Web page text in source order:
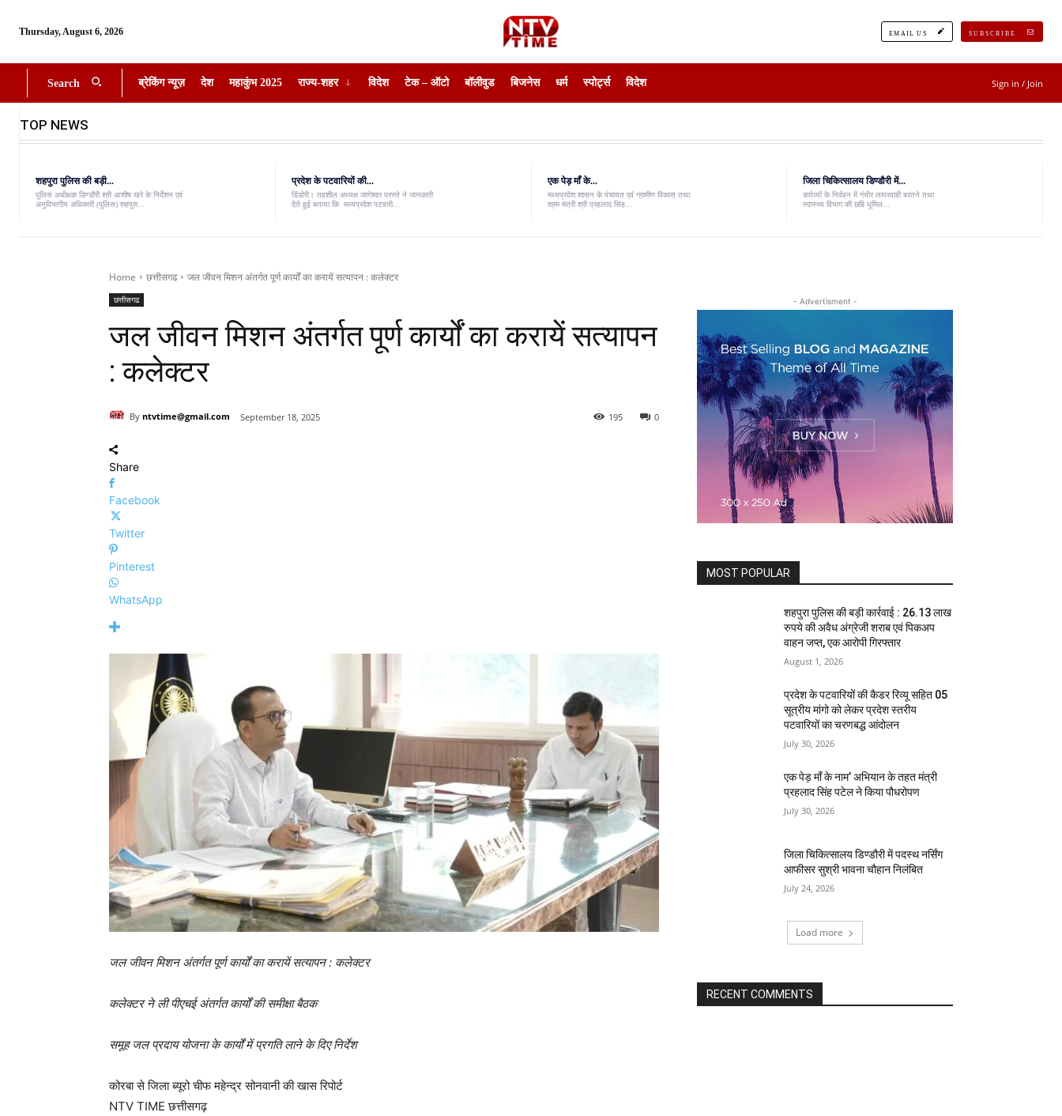
Thursday, August 6, 2026 EMAIL US SUBSCRIBE
Search ब्रेकिंग न्यूज़ देश महाकुंभ 2025 राज्य-शहर विदेश टेक – ऑटो बॉलीवुड बिजनेस धर्म स्पोर्ट्स विदेश Sign in / Join
TOP NEWS
शहपुरा पुलिस की बड़ी...
पुलिस अधीक्षक डिण्डौरी श्री आशीष खरे के निर्देशन एवं
अनुविभागीय अधिकारी (पुलिस) शहपुरा...
प्रदेश के पटवारियों की...
डिंडोरी। तहशील अध्यक्ष जागेश्वर परस्ते ने जानकारी
देते हुई बताया कि मध्यप्रदेश पटवारी...
एक पेड़ माँ के...
मध्यप्रदेश शासन के पंचायत एवं ग्रामीण विकास तथा
श्रम मंत्री श्री प्रहलाद सिंह...
जिला चिकित्सालय डिण्डौरी में...
कर्तव्यों के निर्वहन में गंभीर लापरवाही बरतने तथा
स्वास्थ्य विभाग की छबि धूमिल...
Home छत्तीसगढ जल जीवन मिशन अंतर्गत पूर्ण कार्यों का करायें सत्यापन : कलेक्टर
छत्तीसगढ
जल जीवन मिशन अंतर्गत पूर्ण कार्यों का करायें सत्यापन
: कलेक्टर
By ntvtime@gmail.com September 18, 2025 0
195
Share
Facebook
Twitter
Pinterest
WhatsApp
जल जीवन मिशन अंतर्गत पूर्ण कार्यों का करायें सत्यापन : कलेक्टर
कलेक्टर ने ली पीएचई अंतर्गत कार्यों की समीक्षा बैठक
समूह जल प्रदाय योजना के कार्यों में प्रगति लाने के दिए निर्देश
कोरबा से जिला ब्यूरो चीफ महेन्द्र सोनवानी की खास रिपोर्ट
NTV TIME छत्तीसगढ़
- Advertisment -
MOST POPULAR
शहपुरा पुलिस की बड़ी कार्रवाई : 26.13 लाख
रुपये की अवैध अंग्रेजी शराब एवं पिकअप
वाहन जप्त, एक आरोपी गिरफ्तार
August 1, 2026
प्रदेश के पटवारियों की कैडर रिव्यू सहित 05
सूत्रीय मांगो को लेकर प्रदेश स्तरीय
पटवारियों का चरणबद्ध आंदोलन
July 30, 2026
एक पेड़ माँ के नाम’ अभियान के तहत मंत्री
प्रहलाद सिंह पटेल ने किया पौधरोपण
July 30, 2026
जिला चिकित्सालय डिण्डौरी में पदस्थ नर्सिंग
आफीसर सुश्री भावना चौहान निलंबित
July 24, 2026
Load more
RECENT COMMENTS